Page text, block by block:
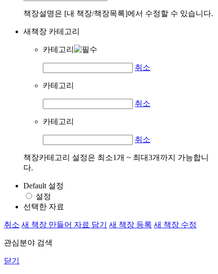
책장설명은 [내 책장/책장목록]에서 수정할 수 있습니다.
새책장 카테고리
카테고리
취소
카테고리
취소
카테고리
취소
책장카테고리 설정은 최소1개 ~ 최대3개까지 가능합니
다.
Default 설정
설정
선택한 자료
취소 새 책장 만들어 자료 담기 새 책장 등록 새 책장 수정
관심분야 검색
닫기